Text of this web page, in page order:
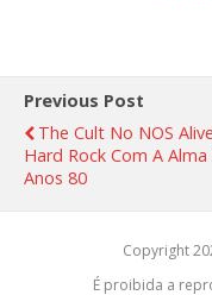
Previous Post
The Cult No NOS
Hard Rock Com A Alma
Anos 80
Copyright
É proibida a